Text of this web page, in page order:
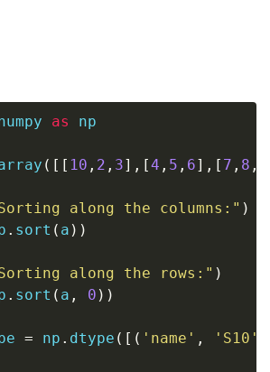
as np
( [ [ 10 , 2 , 3] , [4 , 5 , 6] , [ 7 , 8 ,
along the columns:" )
. sort ( a ) )
along the rows:" )
. sort ( a , 0 ) )
= np . dtype ( [ ( 'name' , 'S10'